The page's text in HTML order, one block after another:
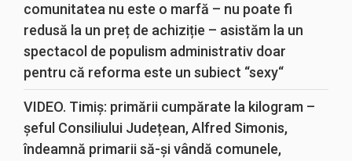
comunitatea nu este o marfă – nu poate fi
redusă la un preț de achiziție – asistăm la un
spectacol de populism administrativ doar
pentru că reforma este un subiect “sexy“
VIDEO. Timiș: primării cumpărate la kilogram –
șeful Consiliului Județean, Alfred Simonis,
îndeamnă primarii să-și vândă comunele,